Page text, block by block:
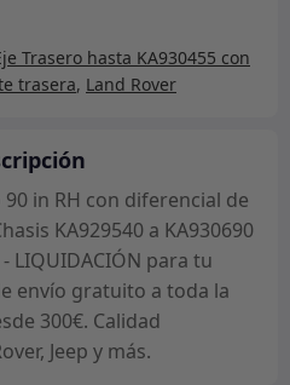
Trasero hasta KA930455 con
trasera, Land Rover
in RH con diferencial de
KA929540 a KA930690
- LIQUIDACIÓN para tu
envío gratuito a toda la
300€. Calidad
Jeep y más.